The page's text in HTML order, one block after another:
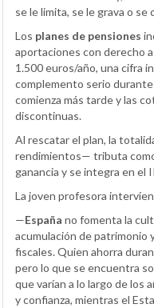
se le limita, se le grava o se
Los planes de pensiones
aportaciones con derecho
1.500 euros/año, una cifra
complemento serio durante
comienza más tarde y las
discontinuas.
Al rescatar el plan, la
rendimientos— tributa
ganancia y se integra en el
La joven profesora
—España no fomenta la
acumulación de patrimonio
fiscales. Quien ahorra
pero lo que se encuentra
que varían a lo largo de los
y confianza, mientras el